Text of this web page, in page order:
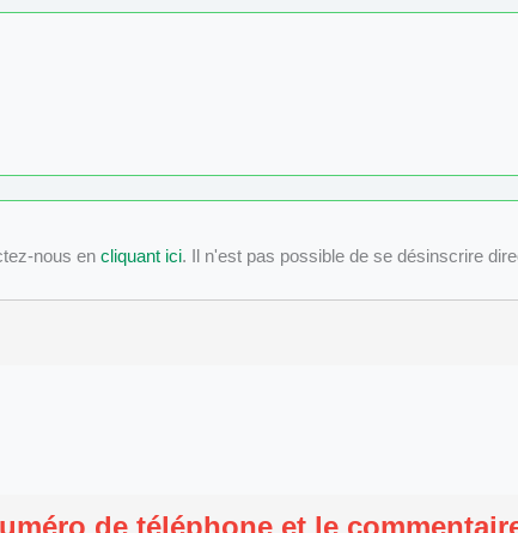
nous en cliquant ici. Il n'est pas possible de se désinscrire
de téléphone et le